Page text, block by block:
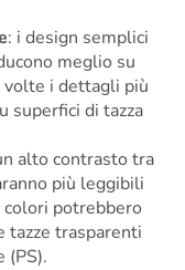
: i design semplici
meglio su
volte i dettagli più
superfici di tazza
alto contrasto tra
più leggibili
colori potrebbero
tazze trasparenti
(PS).